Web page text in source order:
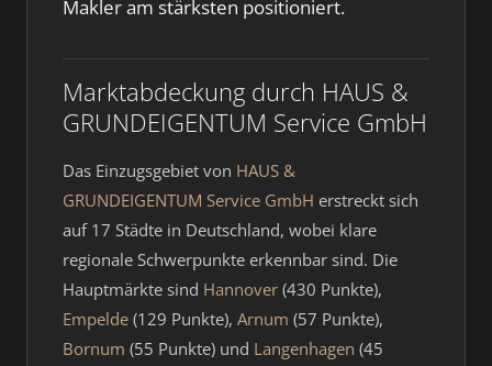
Makler am stärksten positioniert.
Marktabdeckung durch HAUS &
GRUNDEIGENTUM Service GmbH
Das Einzugsgebiet von HAUS &
GRUNDEIGENTUM Service GmbH erstreckt sich
auf 17 Städte in Deutschland, wobei klare
regionale Schwerpunkte erkennbar sind. Die
Hauptmärkte sind Hannover (430 Punkte),
Empelde (129 Punkte), Arnum (57 Punkte),
Bornum (55 Punkte) und Langenhagen (45